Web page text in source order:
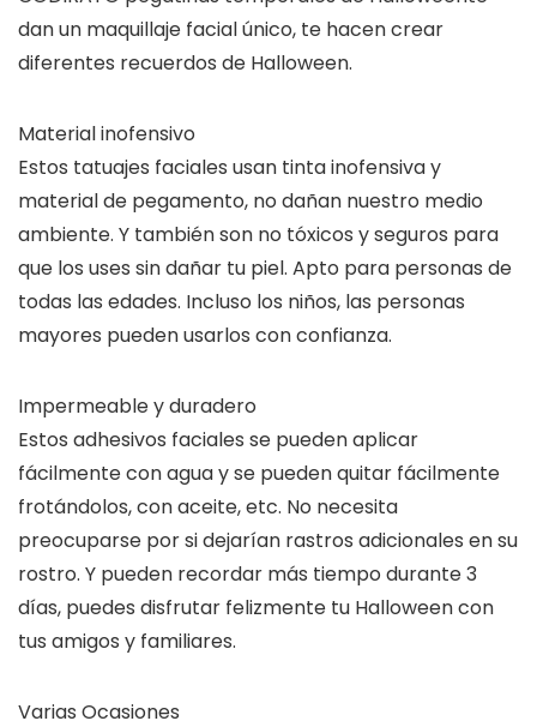
dan un maquillaje facial único, te hacen crear
diferentes recuerdos de Halloween.
Material inofensivo
Estos tatuajes faciales usan tinta inofensiva y
material de pegamento, no dañan nuestro medio
ambiente. Y también son no tóxicos y seguros para
que los uses sin dañar tu piel. Apto para personas de
todas las edades. Incluso los niños, las personas
mayores pueden usarlos con confianza.
Impermeable y duradero
Estos adhesivos faciales se pueden aplicar
fácilmente con agua y se pueden quitar fácilmente
frotándolos, con aceite, etc. No necesita
preocuparse por si dejarían rastros adicionales en su
rostro. Y pueden recordar más tiempo durante 3
días, puedes disfrutar felizmente tu Halloween con
tus amigos y familiares.
Varias Ocasiones